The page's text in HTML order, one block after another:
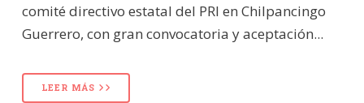
comité directivo estatal del PRI en Chilpancingo
Guerrero, con gran convocatoria y aceptación...
LEER MÁS